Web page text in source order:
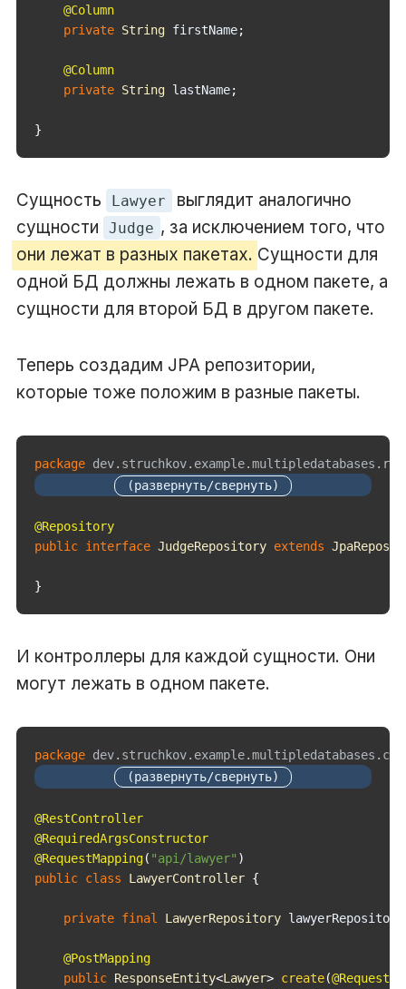
@Column
private String firstName;
@Column
private String lastName;
}
Сущность Lawyer
выглядит аналогично
сущности
Judge , за исключением того, что
они лежат в разных пакетах. Сущности для
одной БД должны лежать в одном пакете, а
сущности для второй БД в другом пакете.
Теперь создадим JPA репозитории,
которые тоже положим в разные пакеты.
package dev. struchkov. example.multipledatabases .
@Repository
public interface JudgeRepository extends
}
И контроллеры для каждой сущности. Они
могут лежать в одном пакете.
package dev. struchkov. example.multipledatabases .
@RestController
@RequiredArgsConstructor
@RequestMapping( "api/lawyer" )
public class LawyerController {
private final LawyerRepository lawyerRepository
@PostMapping
public ResponseEntity<Lawyer> create(